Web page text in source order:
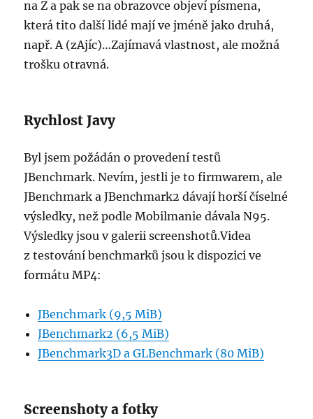
na Z a pak se na obrazovce objeví písmena,
která tito další lidé mají ve jméně jako druhá,
např. A (zAjíc)…Zajímavá vlastnost, ale možná
trošku otravná.
Rychlost Javy
Byl jsem požádán o provedení testů
JBenchmark. Nevím, jestli je to firmwarem, ale
JBenchmark a JBenchmark2 dávají horší číselné
výsledky, než podle Mobilmanie dávala N95.
Výsledky jsou v galerii screenshotů.Videa
z testování benchmarků jsou k dispozici ve
formátu MP4:
JBenchmark (9,5 MiB)
JBenchmark2 (6,5 MiB)
JBenchmark3D a GLBenchmark (80 MiB)
Screenshoty a fotky